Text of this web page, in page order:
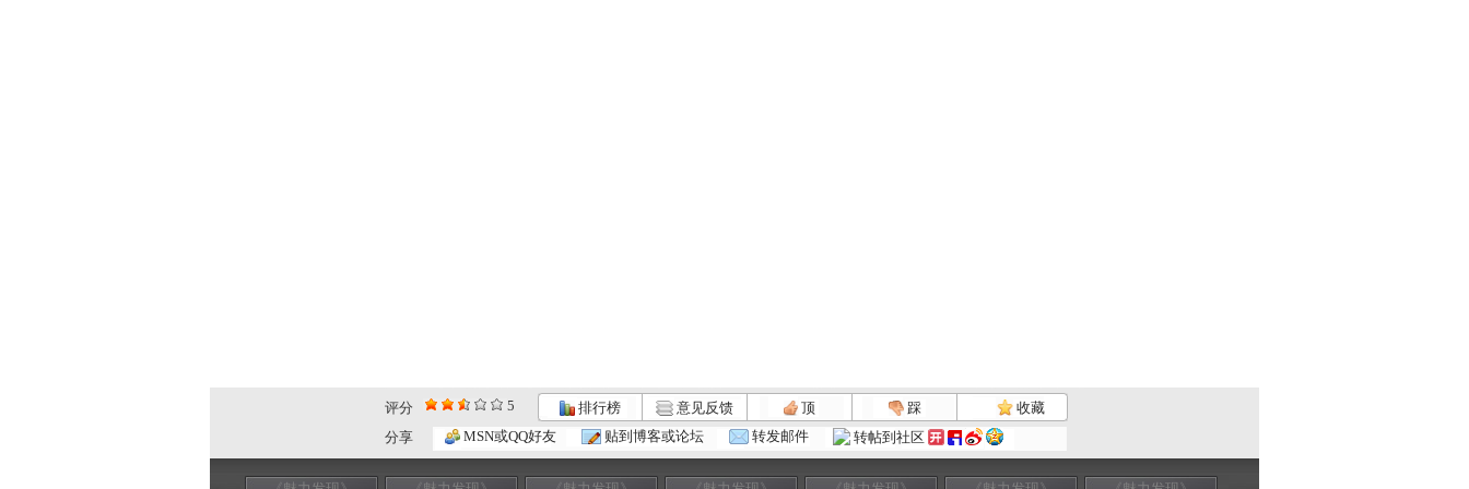
评分 5 排行榜 意见反馈 顶 踩
收藏
分享
MSN或QQ好友 贴到博客或论坛 转发邮件 转帖到社区